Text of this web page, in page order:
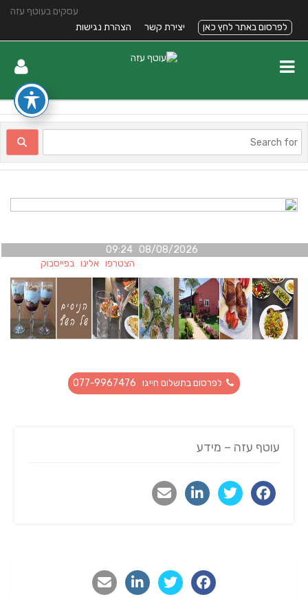
עסקים בעוטף עזה
לפרסום באתר לחץ כאן
יצירת קשר הצהרת נגישות
08/08/2026 09:24
הצטרפו אלינו בפייסבוק
לפרסום בתשלום חייגו 077-9967476
עוטף עזה – מידע